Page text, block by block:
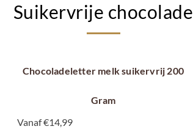
Suikervrije chocolade
Chocoladeletter melk suikervrij 200
Gram
Vanaf €14,99